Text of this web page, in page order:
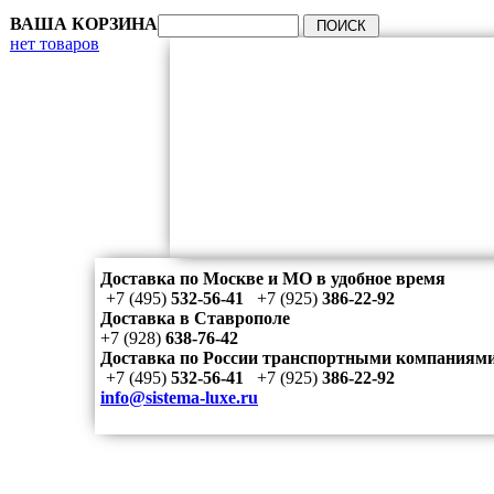
ВАША КОРЗИНА
нет товаров
Доставка по Москве и МО в удобное время
+7 (495) 532-56-41 +7 (925) 386-22-92
Доставка в Ставрополе
+7 (928) 638-76-42
Доставка по России транспортными
+7 (495) 532-56-41 +7 (925) 386-22-92
info@sistema-luxe.ru